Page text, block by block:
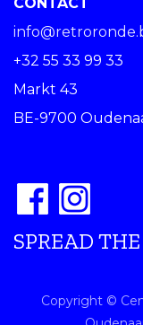
+32 55 33 99 33
Markt 43
BE-9700
SPREAD
Copyright ©